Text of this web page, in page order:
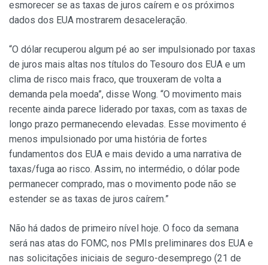
esmorecer se as taxas de juros caírem e os próximos
dados dos EUA mostrarem desaceleração.
“O dólar recuperou algum pé ao ser impulsionado por taxas
de juros mais altas nos títulos do Tesouro dos EUA e um
clima de risco mais fraco, que trouxeram de volta a
demanda pela moeda”, disse Wong. “O movimento mais
recente ainda parece liderado por taxas, com as taxas de
longo prazo permanecendo elevadas. Esse movimento é
menos impulsionado por uma história de fortes
fundamentos dos EUA e mais devido a uma narrativa de
taxas/fuga ao risco. Assim, no intermédio, o dólar pode
permanecer comprado, mas o movimento pode não se
estender se as taxas de juros caírem.”
Não há dados de primeiro nível hoje. O foco da semana
será nas atas do FOMC, nos PMIs preliminares dos EUA e
nas solicitações iniciais de seguro-desemprego (21 de